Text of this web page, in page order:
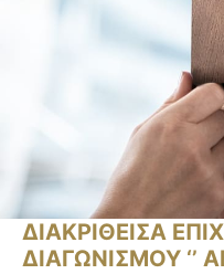
ΔΙΑΚΡΙΘΕΙΣΑ
ΔΙΑΓΩΝΙΣΜΟΥ ‘’